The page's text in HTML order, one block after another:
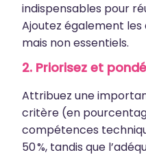
indispensables pour
Ajoutez également
mais non essentiels.
2. Priorisez et
Attribuez une
critère (en
compétences
50 %, tandis que